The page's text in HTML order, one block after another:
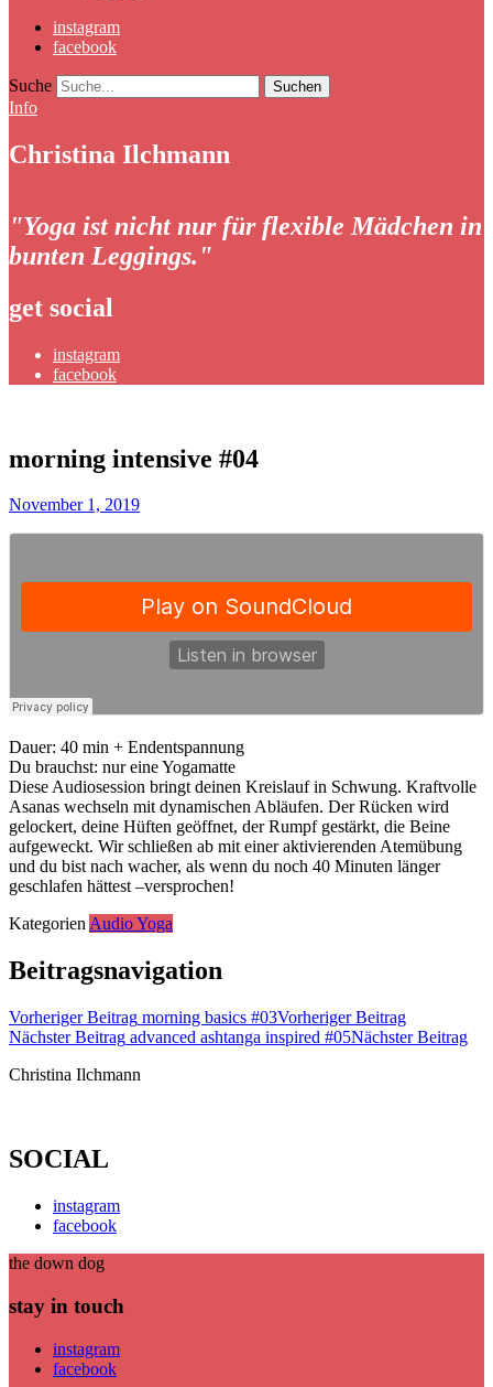
instagram
facebook
Suche
Info
Christina Ilchmann
"Yoga ist nicht nur für flexible Mädchen in
bunten Leggings."
get social
instagram
facebook
morning intensive #04
November 1, 2019
Dauer: 40 min + Endentspannung
Du brauchst: nur eine Yogamatte
Diese Audiosession bringt deinen Kreislauf in Schwung. Kraftvolle
Asanas wechseln mit dynamischen Abläufen. Der Rücken wird
gelockert, deine Hüften geöffnet, der Rumpf gestärkt, die Beine
aufgeweckt. Wir schließen ab mit einer aktivierenden Atemübung
und du bist nach wacher, als wenn du noch 40 Minuten länger
geschlafen hättest –versprochen!
KategorienAudio Yoga
Beitragsnavigation
Vorheriger Beitrag morning basics #03Vorheriger Beitrag
Nächster Beitrag advanced ashtanga inspired #05Nächster Beitrag
Christina Ilchmann
SOCIAL
instagram
facebook
the down dog
stay in touch
instagram
facebook